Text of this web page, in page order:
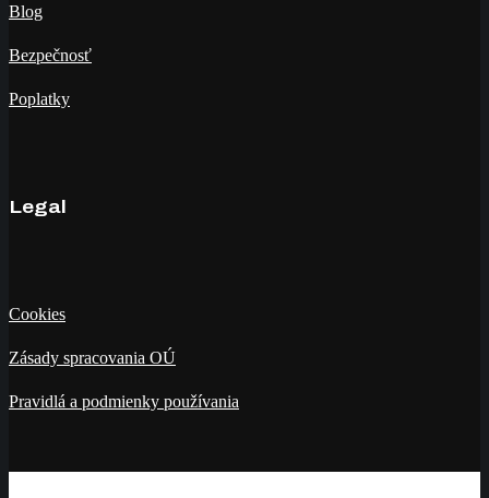
Blog
Bezpečnosť
Poplatky
Legal
Cookies
Zásady spracovania OÚ
Pravidlá a podmienky používania